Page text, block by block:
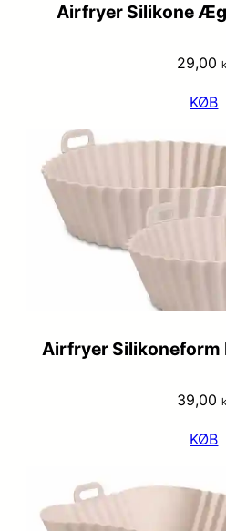
Airfryer Silikone
29,00
KØB
Airfryer Silikoneform
39,00
KØB